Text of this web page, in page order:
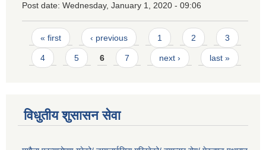
Post date: Wednesday, January 1, 2020 - 09:06
Pages
« first ‹ previous 1 2 3
4 5 6 7 next › last »
विधुतीय शुसासन सेवा